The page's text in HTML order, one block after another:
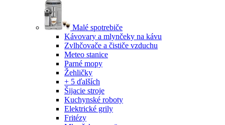
Malé spotrebiče
Kávovary a mlynčeky na kávu
Zvlhčovače a čističe vzduchu
Meteo stanice
Parné mopy
Žehličky
+ 5 ďalších
Šijacie stroje
Kuchynské roboty
Elektrické grily
Fritézy